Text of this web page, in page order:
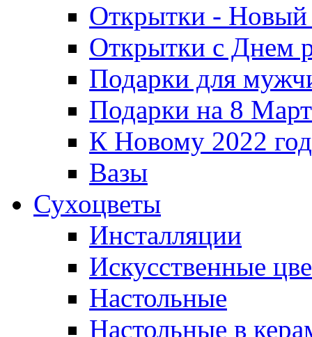
Открытки - Новый
Открытки с Днем
Подарки для
Подарки на 8
К Новому 2022
Вазы
Сухоцветы
Инсталляции
Искусственные
Настольные
Настольные в